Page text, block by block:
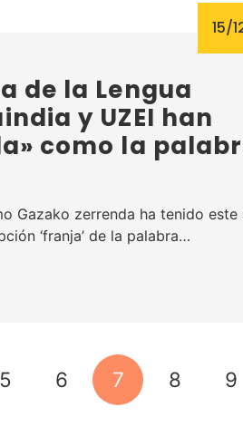
15/
de la Lengua
y UZEI han
como la
Gazako zerrenda ha tenido este
‘franja’ de la palabra…
5 6 7 8 9